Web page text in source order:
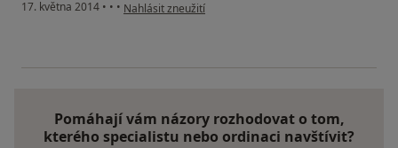
17. května 2014 • • • podle názoru uživatele Váš účet byl odstraněn
Nahlásit zneužití
Pomáhají vám názory rozhodovat o tom,
kterého specialistu nebo ordinaci navštívit?